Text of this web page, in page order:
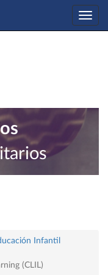
Infantil
(CLIL)